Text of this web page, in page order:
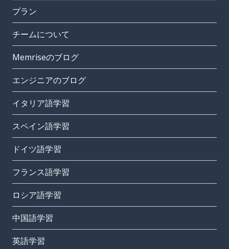
プラン
チームについて
Memriseのブログ
エンジニアのブログ
イタリア語学習
スペイン語学習
ドイツ語学習
フランス語学習
ロシア語学習
中国語学習
英語学習